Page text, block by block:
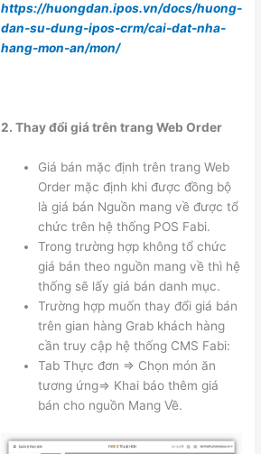
https://huongdan.ipos.vn/docs/huong-
dan-su-dung-ipos-crm/cai-dat-nha-
hang-mon-an/mon/
2. Thay đổi giá trên trang Web Order
Giá bán mặc định trên trang Web
Order mặc định khi được đồng bộ
là giá bán Nguồn mang về được tổ
chức trên hệ thống POS Fabi.
Trong trường hợp không tổ chức
giá bán theo nguồn mang về thì hệ
thống sẽ lấy giá bán danh mục.
Trường hợp muốn thay đổi giá bán
trên gian hàng Grab khách hàng
cần truy cập hệ thống CMS Fabi:
Tab Thực đơn => Chọn món ăn
tương ứng=> Khai báo thêm giá
bán cho nguồn Mang Về.